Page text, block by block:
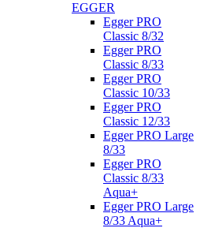
EGGER
Egger PRO
Classic 8/32
Egger PRO
Classic 8/33
Egger PRO
Classic 10/33
Egger PRO
Classic 12/33
Egger PRO Large
8/33
Egger PRO
Classic 8/33
Aqua+
Egger PRO Large
8/33 Aqua+